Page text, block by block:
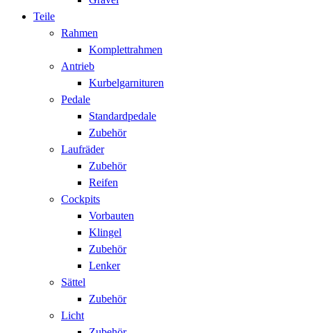
Teile
Rahmen
Komplettrahmen
Antrieb
Kurbelgarnituren
Pedale
Standardpedale
Zubehör
Laufräder
Zubehör
Reifen
Cockpits
Vorbauten
Klingel
Zubehör
Lenker
Sättel
Zubehör
Licht